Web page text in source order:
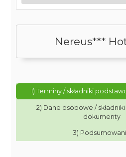
Nereus***
1) Terminy / składniki
2) Dane osobowe /
dokumenty
3)